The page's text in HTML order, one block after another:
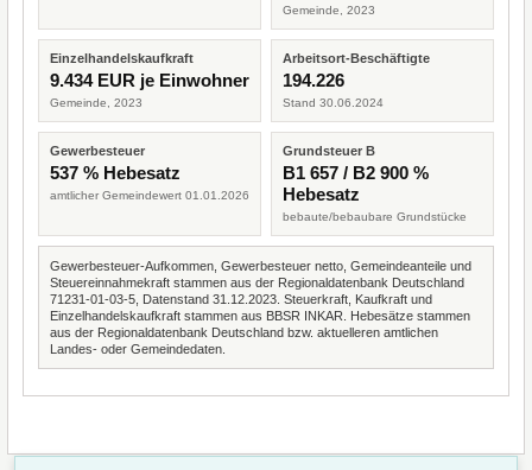
Gemeinde, 2023
Einzelhandelskaufkraft
9.434 EUR je Einwohner
Gemeinde, 2023
Arbeitsort-Beschäftigte
194.226
Stand 30.06.2024
Gewerbesteuer
537 % Hebesatz
amtlicher Gemeindewert 01.01.2026
Grundsteuer B
B1 657 / B2 900 %
Hebesatz
bebaute/bebaubare Grundstücke
Gewerbesteuer-Aufkommen, Gewerbesteuer netto, Gemeindeanteile und
Steuereinnahmekraft stammen aus der Regionaldatenbank Deutschland
71231-01-03-5, Datenstand 31.12.2023. Steuerkraft, Kaufkraft und
Einzelhandelskaufkraft stammen aus BBSR INKAR. Hebesätze stammen
aus der Regionaldatenbank Deutschland bzw. aktuelleren amtlichen
Landes- oder Gemeindedaten.